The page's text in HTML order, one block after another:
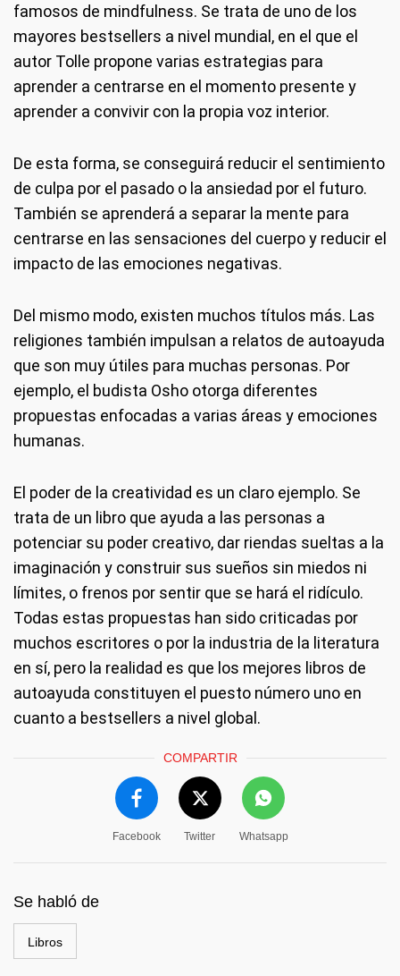
famosos de mindfulness. Se trata de uno de los
mayores bestsellers a nivel mundial, en el que el
autor Tolle propone varias estrategias para
aprender a centrarse en el momento presente y
aprender a convivir con la propia voz interior.
De esta forma, se conseguirá reducir el sentimiento
de culpa por el pasado o la ansiedad por el futuro.
También se aprenderá a separar la mente para
centrarse en las sensaciones del cuerpo y reducir el
impacto de las emociones negativas.
Del mismo modo, existen muchos títulos más. Las
religiones también impulsan a relatos de autoayuda
que son muy útiles para muchas personas. Por
ejemplo, el budista Osho otorga diferentes
propuestas enfocadas a varias áreas y emociones
humanas.
El poder de la creatividad es un claro ejemplo. Se
trata de un libro que ayuda a las personas a
potenciar su poder creativo, dar riendas sueltas a la
imaginación y construir sus sueños sin miedos ni
límites, o frenos por sentir que se hará el ridículo.
Todas estas propuestas han sido criticadas por
muchos escritores o por la industria de la literatura
en sí, pero la realidad es que los mejores libros de
autoayuda constituyen el puesto número uno en
cuanto a bestsellers a nivel global.
COMPARTIR
Facebook Twitter Whatsapp
Se habló de
Libros